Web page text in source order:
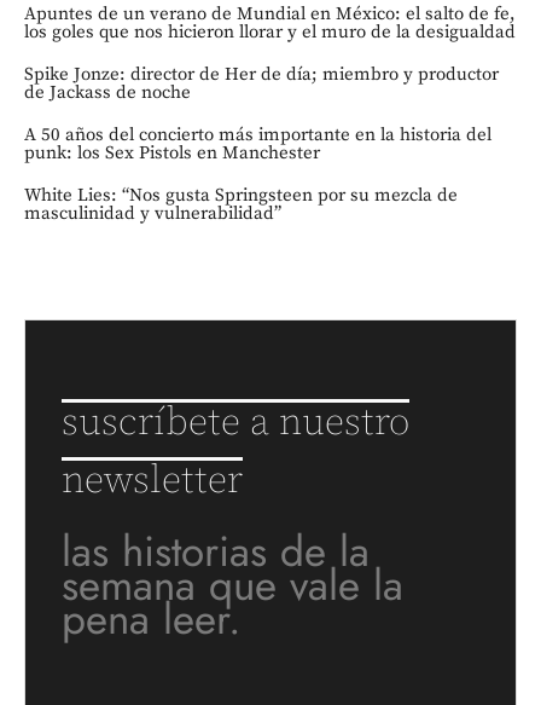
Apuntes de un verano de Mundial en México: el salto de fe,
los goles que nos hicieron llorar y el muro de la desigualdad
Spike Jonze: director de Her de día; miembro y productor
de Jackass de noche
A 50 años del concierto más importante en la historia del
punk: los Sex Pistols en Manchester
White Lies: “Nos gusta Springsteen por su mezcla de
masculinidad y vulnerabilidad”
suscríbete a nuestro
newsletter
las historias de la
semana que vale la
pena leer.